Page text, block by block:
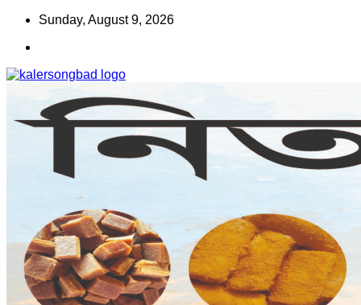
Skip
content
Sunday, August 9, 2026
কালের সংবাদ
www.kalersongbad.com